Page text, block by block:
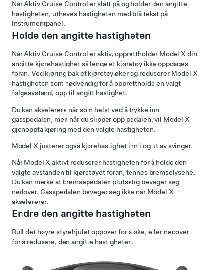
Når Aktiv Cruise Control er slått på og holder den angitte
hastigheten, utheves hastigheten med blå tekst på
instrumentpanel.
Holde den angitte hastigheten
Når Aktiv Cruise Control er aktiv, opprettholder Model X din
angitte kjørehastighet så lenge et kjøretøy ikke oppdages
foran. Ved kjøring bak et kjøretøy øker og reduserer Model X
hastigheten som nødvendig for å opprettholde en valgt
følgeavstand, opp til angitt hastighet.
Du kan akselerere når som helst ved å trykke inn
gasspedalen, men når du slipper opp pedalen, vil Model X
gjenoppta kjøring med den valgte hastigheten.
Model X justerer også kjørehastighet inn i og ut av svinger.
Når Model X aktivt reduserer hastigheten for å holde den
valgte avstanden til kjøretøyet foran, tennes bremselysene.
Du kan merke at bremsepedalen plutselig beveger seg
nedover. Gasspedalen beveger seg ikke når Model X
akselererer.
Endre den angitte hastigheten
Rull det høyre styrehjulet oppover for å øke, eller nedover
for å redusere, den angitte hastigheten.